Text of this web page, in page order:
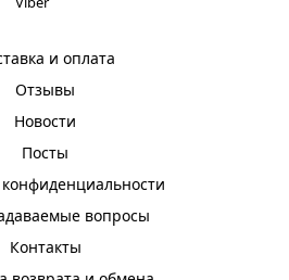
и оплата
Отзывы
Новости
Посты
вопросы
Контакты